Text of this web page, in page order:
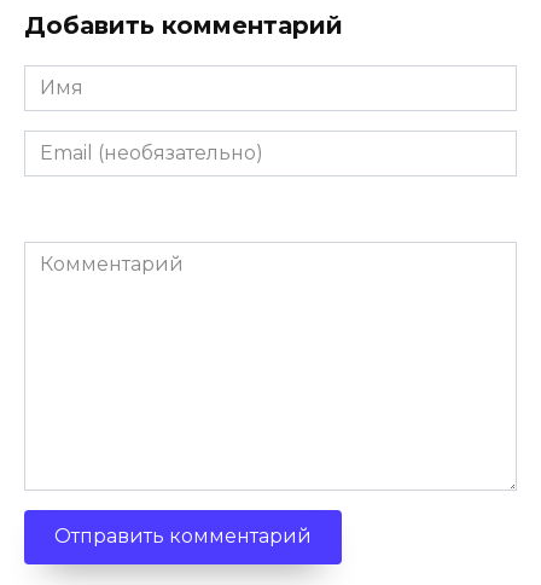
Добавить комментарий
Имя
Email
(необязательно)
Комментарий